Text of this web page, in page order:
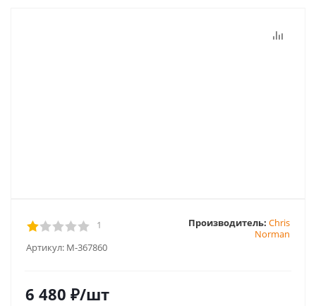
1
Артикул: M-367860
Производитель: Chris
Norman
6 480 ₽/шт